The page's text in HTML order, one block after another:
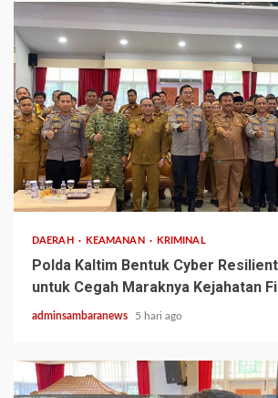
2 min read
DAERAH KEAMANAN KRIMINAL
Polda Kaltim Bentuk Cyber
untuk Cegah Maraknya Kejahatan
adminsambaranews 5 hari ago